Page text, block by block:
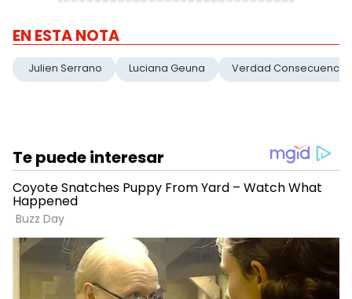
EN ESTA NOTA
Julien Serrano Luciana Geuna Verdad Consecuencia